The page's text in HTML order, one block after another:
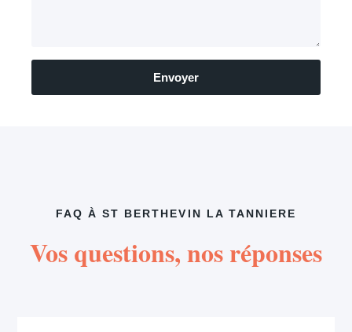
Envoyer
FAQ À ST BERTHEVIN LA TANNIERE
Vos questions, nos réponses